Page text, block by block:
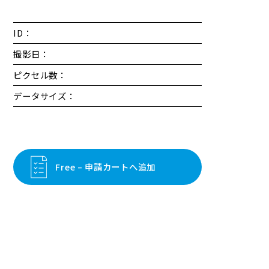
ID：
撮影日：
ピクセル数：
データサイズ：
Free – 申請カートへ追加